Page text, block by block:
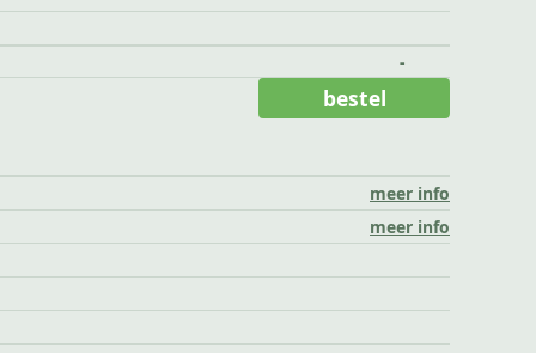
-
meer info
meer info
bestel